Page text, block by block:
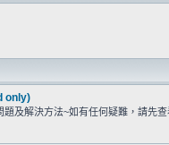
only)
及解決方法~如有任何疑難，請先